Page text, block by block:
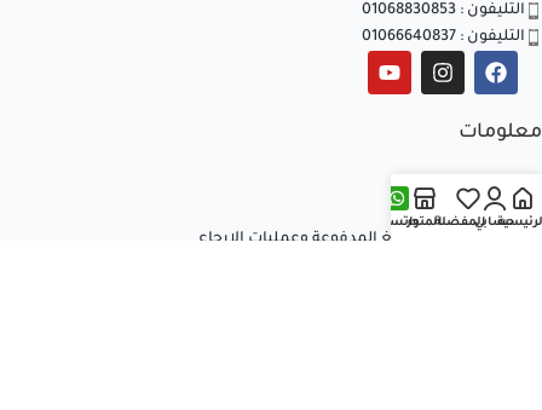
التليفون : 01068830853
التليفون : 01066640837
معلومات
الشروط والأحكام
سياسة الخصوصية
سياسة استرداد المبالغ المدفوعة وعمليات الإرجاع
حسابيالمفضلةالمتجرواتساب